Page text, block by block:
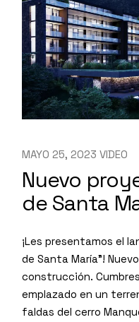
MAYO 25, 2023 VIDEO
Nuevo
de Santa
¡Les presentamos el
de Santa María”!
construcción.
emplazado en un
faldas del cerro